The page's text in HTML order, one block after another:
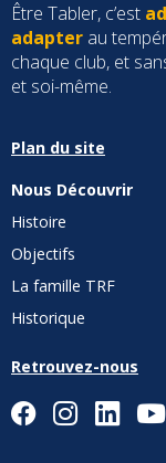
Être Tabler, c’est
adapter au
chaque club, et
et soi-même.
Plan du site
Nous Découvrir
Histoire
Objectifs
La famille TRF
Historique
Retrouvez-nous